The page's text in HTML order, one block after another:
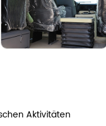
Aktivitäten